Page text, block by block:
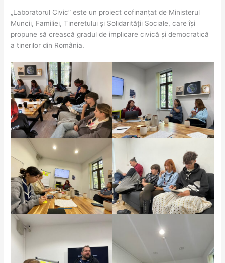
„Laboratorul Civic” este un proiect cofinanțat de Ministerul
Muncii, Familiei, Tineretului și Solidarității Sociale, care își
propune să crească gradul de implicare civică și democratică
a tinerilor din România.